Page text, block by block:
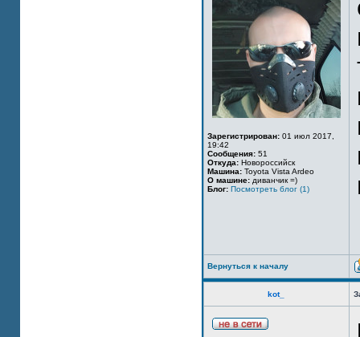
Зарегистрирован: 01 июл 2017,
19:42
Сообщения: 51
Откуда: Новороссийск
Машина: Toyota Vista Ardeo
О машине: диванчик =)
Блог: Посмотреть блог (1)
Вернуться к началу
kot_